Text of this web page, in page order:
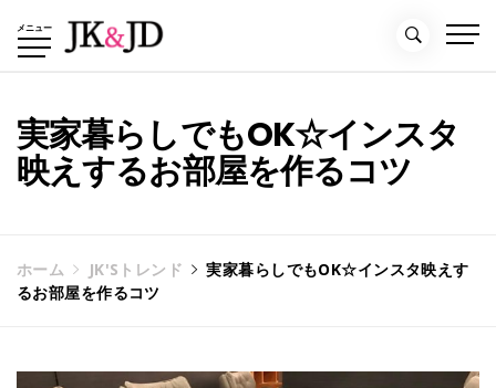
メニュー
実家暮らしでもOK☆インスタ
映えするお部屋を作るコツ
ホーム JK'Sトレンド
実家暮らしでもOK☆インスタ映えす
るお部屋を作るコツ